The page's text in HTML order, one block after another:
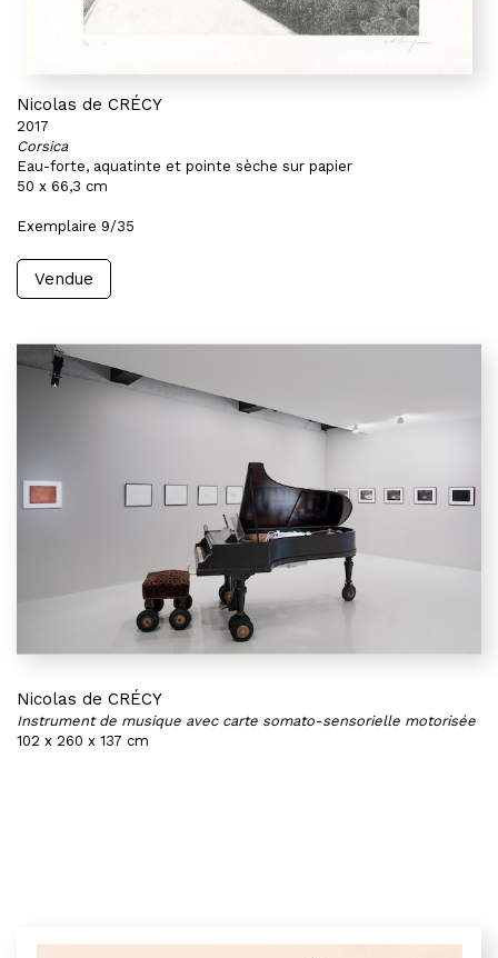
Nicolas de CRÉCY
2017
Corsica
Eau-forte, aquatinte et pointe sèche sur papier
50 x 66,3 cm
Exemplaire 9/35
Vendue
Nicolas de CRÉCY
Instrument de musique avec carte somato-sensorielle motorisée
102 x 260 x 137 cm